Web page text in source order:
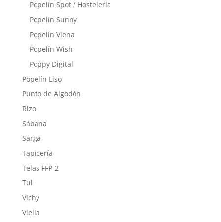
Popelín Spot / Hostelería
Popelín Sunny
Popelín Viena
Popelín Wish
Poppy Digital
Popelín Liso
Punto de Algodón
Rizo
Sábana
Sarga
Tapicería
Telas FFP-2
Tul
Vichy
Viella